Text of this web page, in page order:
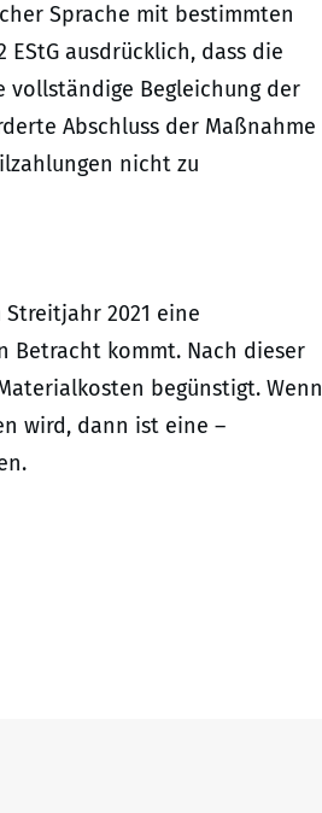
Sprache mit bestimmten
ausdrücklich, dass die
vollständige Begleichung der
Abschluss der Maßnahme
nicht zu
2021 eine
Betracht kommt. Nach dieser
begünstigt. Wenn
wird, dann ist eine –